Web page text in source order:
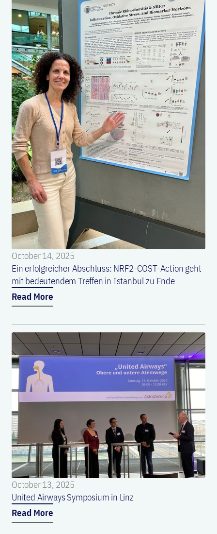
October 14, 2025
Ein erfolgreicher Abschluss: NRF2-COST-Action geht
mit bedeutendem Treffen in Istanbul zu Ende
Read More
October 13, 2025
United Airways Symposium in Linz
Read More